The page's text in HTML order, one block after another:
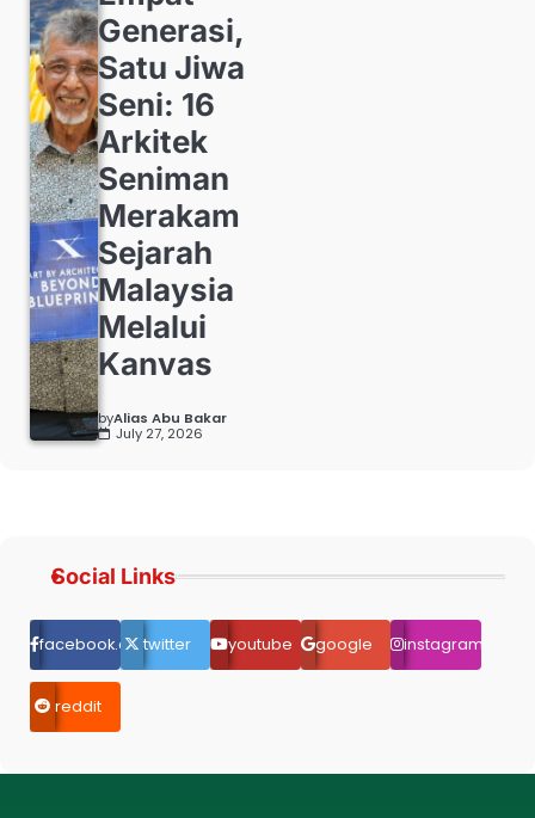
Generasi,
Satu Jiwa
Seni: 16
Arkitek
Seniman
Merakam
Sejarah
Malaysia
Melalui
Kanvas
byAlias Abu Bakar
July 27, 2026
Social Links
facebook.comtwitter youtube google instagram
reddit